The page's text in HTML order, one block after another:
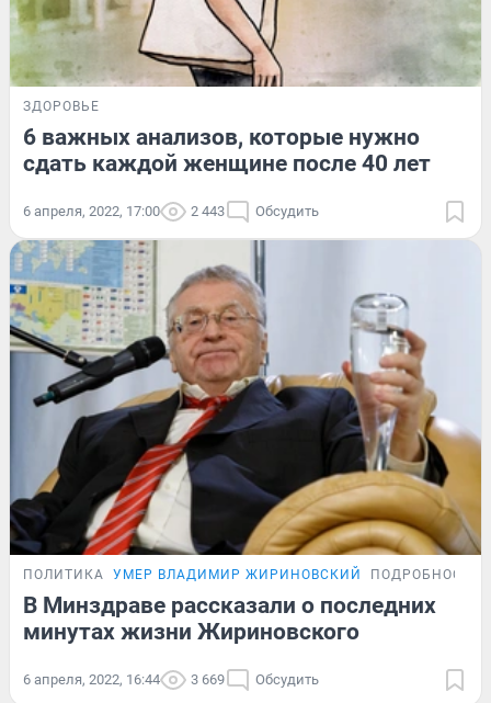
ЗДОРОВЬЕ
6 важных анализов, которые нужно
сдать каждой женщине после 40 лет
6 апреля, 2022, 17:00 2 443 Обсудить
ПОЛИТИКА УМЕР ВЛАДИМИР ЖИРИНОВСКИЙ ПОДРОБНОСТИ
В Минздраве рассказали о последних
минутах жизни Жириновского
6 апреля, 2022, 16:44 3 669 Обсудить